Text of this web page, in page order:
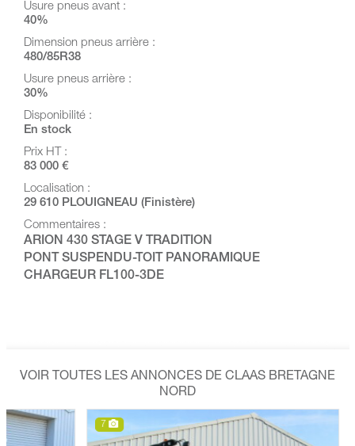
Usure pneus avant :
40%
Dimension pneus arrière :
480/85R38
Usure pneus arrière :
30%
Disponibilité :
En stock
Prix HT :
83 000 €
Localisation :
29 610 PLOUIGNEAU (Finistère)
Commentaires :
ARION 430 STAGE V TRADITION
PONT SUSPENDU-TOIT PANORAMIQUE
CHARGEUR FL100-3DE
VOIR TOUTES LES ANNONCES DE CLAAS BRETAGNE
NORD